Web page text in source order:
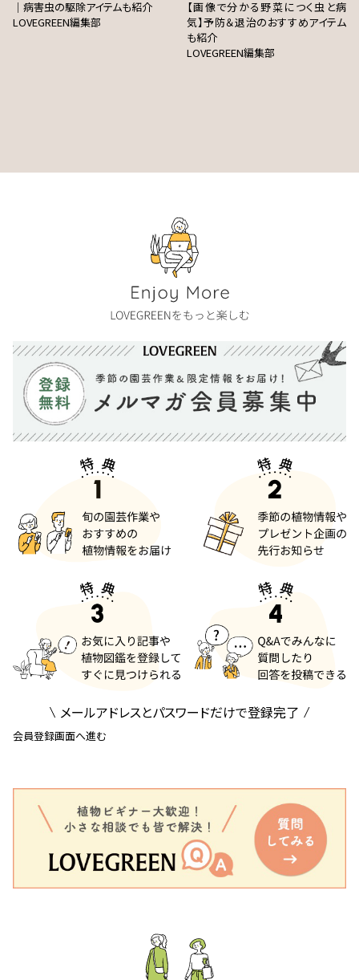
｜病害虫の駆除アイテムも紹介
LOVEGREEN編集部
【画像で分かる野菜につく虫と病
気】予防＆退治のおすすめアイテム
も紹介
LOVEGREEN編集部
メールアドレスとパスワードだけで登録完了
会員登録画面へ進む